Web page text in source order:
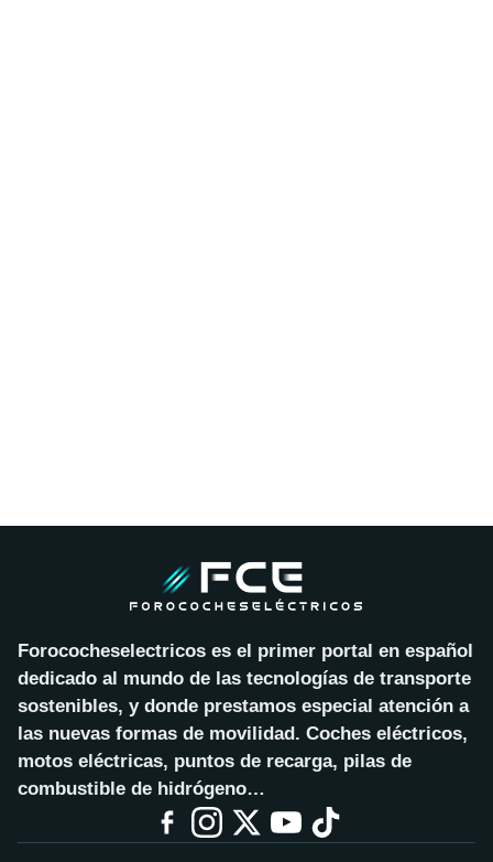
Forococheselectricos es el primer portal en español
dedicado al mundo de las tecnologías de transporte
sostenibles, y donde prestamos especial atención a
las nuevas formas de movilidad. Coches eléctricos,
motos eléctricas, puntos de recarga, pilas de
combustible de hidrógeno…